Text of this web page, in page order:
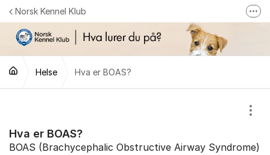
Gå til innhold
Norsk Kennel Klub
Følg oss på Facebook
Følg oss på Instagram
Helse Hva er BOAS?
Hva er BOAS?
Vis/
BOAS (Brachycephalic Obstructive Airway Syndrome)